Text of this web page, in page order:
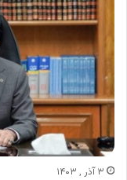
۳ آذر , ۱۴۰۳